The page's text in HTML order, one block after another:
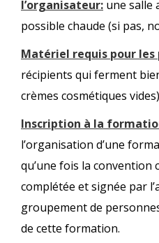
l’organisateur: une salle
possible chaude (si pas,
Matériel requis pour
récipients qui ferment
crèmes cosmétiques vides)
Inscription à la
l’organisation d’une
qu’une fois la convention
complétée et signée par
groupement de
de cette formation.